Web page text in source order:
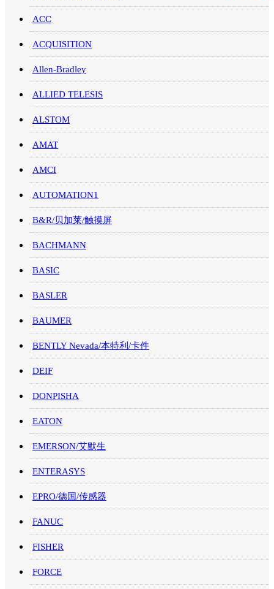
ACC
ACQUISITION
Allen-Bradley
ALLIED TELESIS
ALSTOM
AMAT
AMCI
AUTOMATION1
B&R/贝加莱/触摸屏
BACHMANN
BASIC
BASLER
BAUMER
BENTLY Nevada/本特利/卡件
DEIF
DONPISHA
EATON
EMERSON/艾默生
ENTERASYS
EPRO/德国/传感器
FANUC
FISHER
FORCE